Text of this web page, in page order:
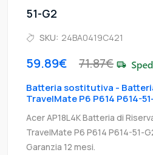
51-G2
SKU: 24BA0419C421
59.89€ 71.87€
Batteria sostitutiva -
TravelMate P6 P614 P614-
Acer AP18L4K Batteria di
TravelMate P6 P614 P614-51-
Garanzia 12 mesi.